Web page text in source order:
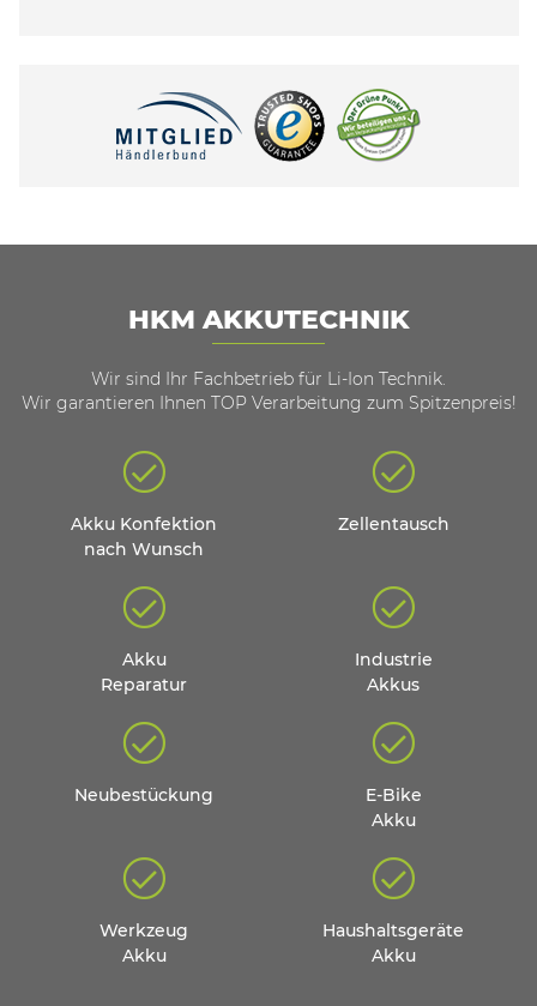
HKM AKKUTECHNIK
Wir sind Ihr Fachbetrieb für Li-Ion Technik.
Wir garantieren Ihnen TOP Verarbeitung zum Spitzenpreis!
Akku Konfektion
nach Wunsch
Zellentausch
Akku
Reparatur
Industrie
Akkus
Neubestückung
E-Bike
Akku
Werkzeug
Akku
Haushaltsgeräte
Akku